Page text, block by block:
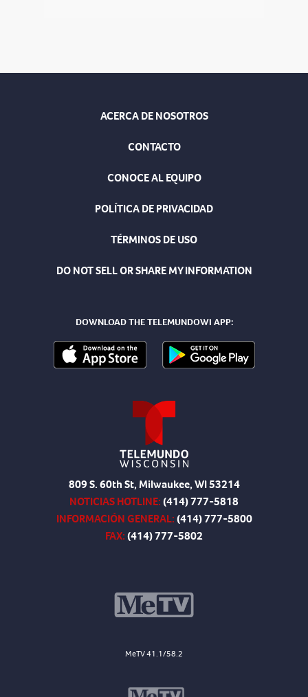
ACERCA DE NOSOTROS
CONTACTO
CONOCE AL EQUIPO
POLÍTICA DE PRIVACIDAD
TÉRMINOS DE USO
DO NOT SELL OR SHARE MY INFORMATION
DOWNLOAD THE TELEMUNDOWI APP:
809 S. 60th St, Milwaukee, WI 53214
NOTICIAS HOTLINE:(414) 777-5818
INFORMACIÓN GENERAL:(414) 777-5800
FAX:(414) 777-5802
MeTV 41.1/58.2